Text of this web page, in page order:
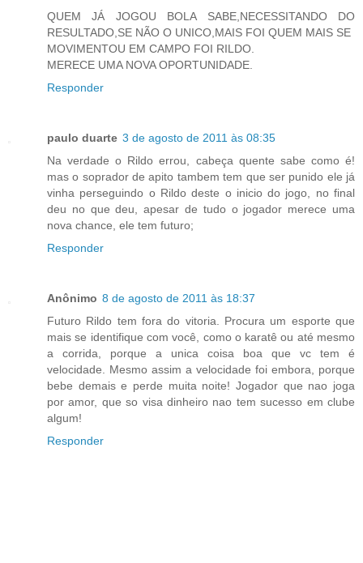
QUEM JÁ JOGOU BOLA SABE,NECESSITANDO DO
RESULTADO,SE NÃO O UNICO,MAIS FOI QUEM MAIS SE
MOVIMENTOU EM CAMPO FOI RILDO.
MERECE UMA NOVA OPORTUNIDADE.
Responder
paulo duarte 3 de agosto de 2011 às 08:35
Na verdade o Rildo errou, cabeça quente sabe como é!
mas o soprador de apito tambem tem que ser punido ele já
vinha perseguindo o Rildo deste o inicio do jogo, no final
deu no que deu, apesar de tudo o jogador merece uma
nova chance, ele tem futuro;
Responder
Anônimo 8 de agosto de 2011 às 18:37
Futuro Rildo tem fora do vitoria. Procura um esporte que
mais se identifique com você, como o karatê ou até mesmo
a corrida, porque a unica coisa boa que vc tem é
velocidade. Mesmo assim a velocidade foi embora, porque
bebe demais e perde muita noite! Jogador que nao joga
por amor, que so visa dinheiro nao tem sucesso em clube
algum!
Responder